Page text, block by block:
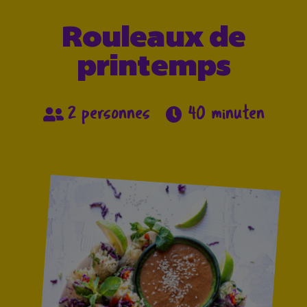
Rouleaux de
printemps
2 personnes 40 minuten